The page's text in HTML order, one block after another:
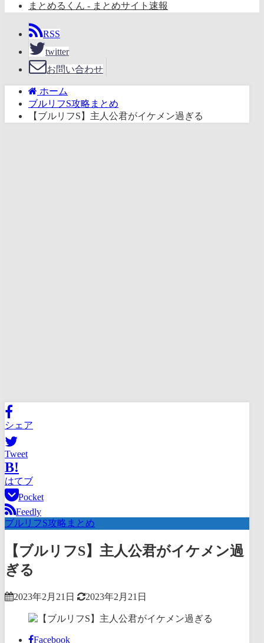
まとめるくん - まとめサイト速報
RSS
twitter
お問い合わせ
ホーム
ブルリフS攻略まとめ
【ブルリフS】主人公君がイケメン過ぎる
シェア
Tweet
B!
はてブ
Pocket
Feedly
ブルリフS攻略まとめ
【ブルリフS】主人公君がイケメン過
ぎる
2023年2月21日 2023年2月21日
Facebook